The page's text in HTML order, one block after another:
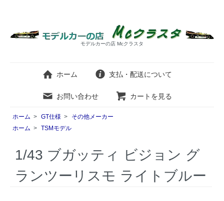
モデルカーの店 Mcクラスタ
ホーム 支払・配送について
お問い合わせ カートを見る
ホーム > GT仕様 >
その他メーカー
ホーム > TSMモデル
1/43 ブガッティ ビジョン グ
ランツーリスモ ライトブルー